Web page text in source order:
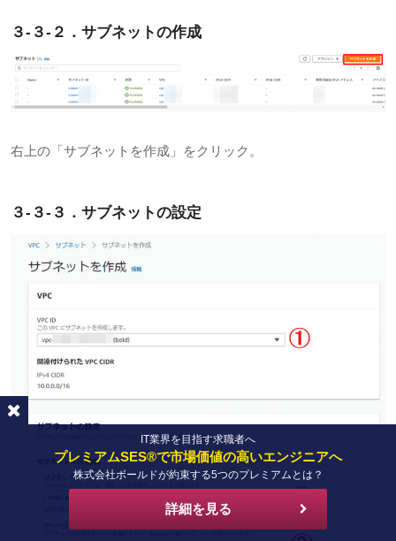
３-３-２．サブネットの作成
右上の「サブネットを作成」をクリック。
３-３-３．サブネットの設定
IT業界を目指す求職者へ
プレミアムSES®で市場価値の高いエンジニアへ
株式会社ボールドが約束する5つのプレミアムとは？
詳細を見る